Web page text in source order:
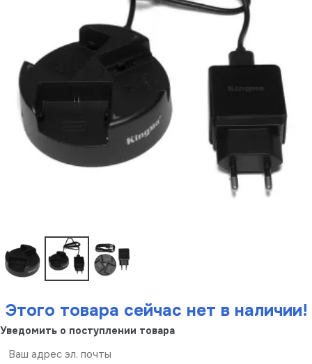
Этого товара сейчас нет в наличии!
Уведомить о поступлении товара